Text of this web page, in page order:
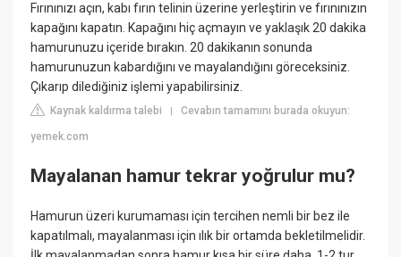
Fırınınızı açın, kabı fırın telinin üzerine yerleştirin ve fırınınızın
kapağını kapatın. Kapağını hiç açmayın ve yaklaşık 20 dakika
hamurunuzu içeride bırakın. 20 dakikanın sonunda
hamurunuzun kabardığını ve mayalandığını göreceksiniz.
Çıkarıp dilediğiniz işlemi yapabilirsiniz.
Kaynak kaldırma talebi |Cevabın tamamını burada okuyun:
yemek.com
Mayalanan hamur tekrar yoğrulur mu?
Hamurun üzeri kurumaması için tercihen nemli bir bez ile
kapatılmalı, mayalanması için ılık bir ortamda bekletilmelidir.